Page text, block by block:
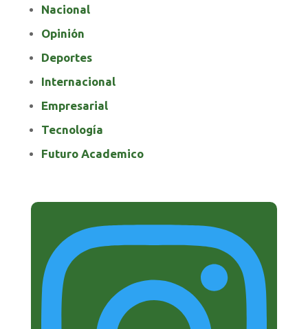
Nacional
Opinión
Deportes
Internacional
Empresarial
Tecnología
Futuro Academico